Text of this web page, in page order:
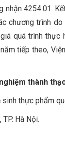
4254.01.
chương trình
quá trình thực
tiếp theo,
thành
vệ sinh thực
Hà Nội.